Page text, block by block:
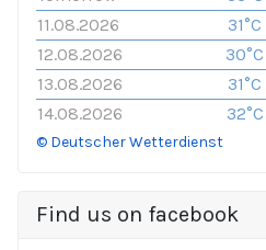
11.08.2026
31°C
12.08.2026
30°C
13.08.2026
31°C
14.08.2026
32°C
© Deutscher Wetterdienst
Find us on facebook